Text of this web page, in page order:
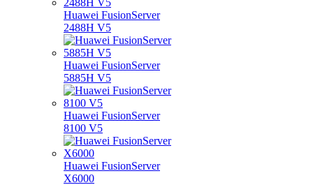
Huawei FusionServer
2488H V5
Huawei FusionServer
5885H V5
Huawei FusionServer
8100 V5
Huawei FusionServer
X6000